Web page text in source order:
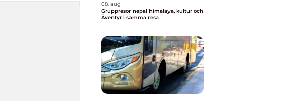
08. aug
Gruppresor nepal himalaya, kultur och
Äventyr i samma resa